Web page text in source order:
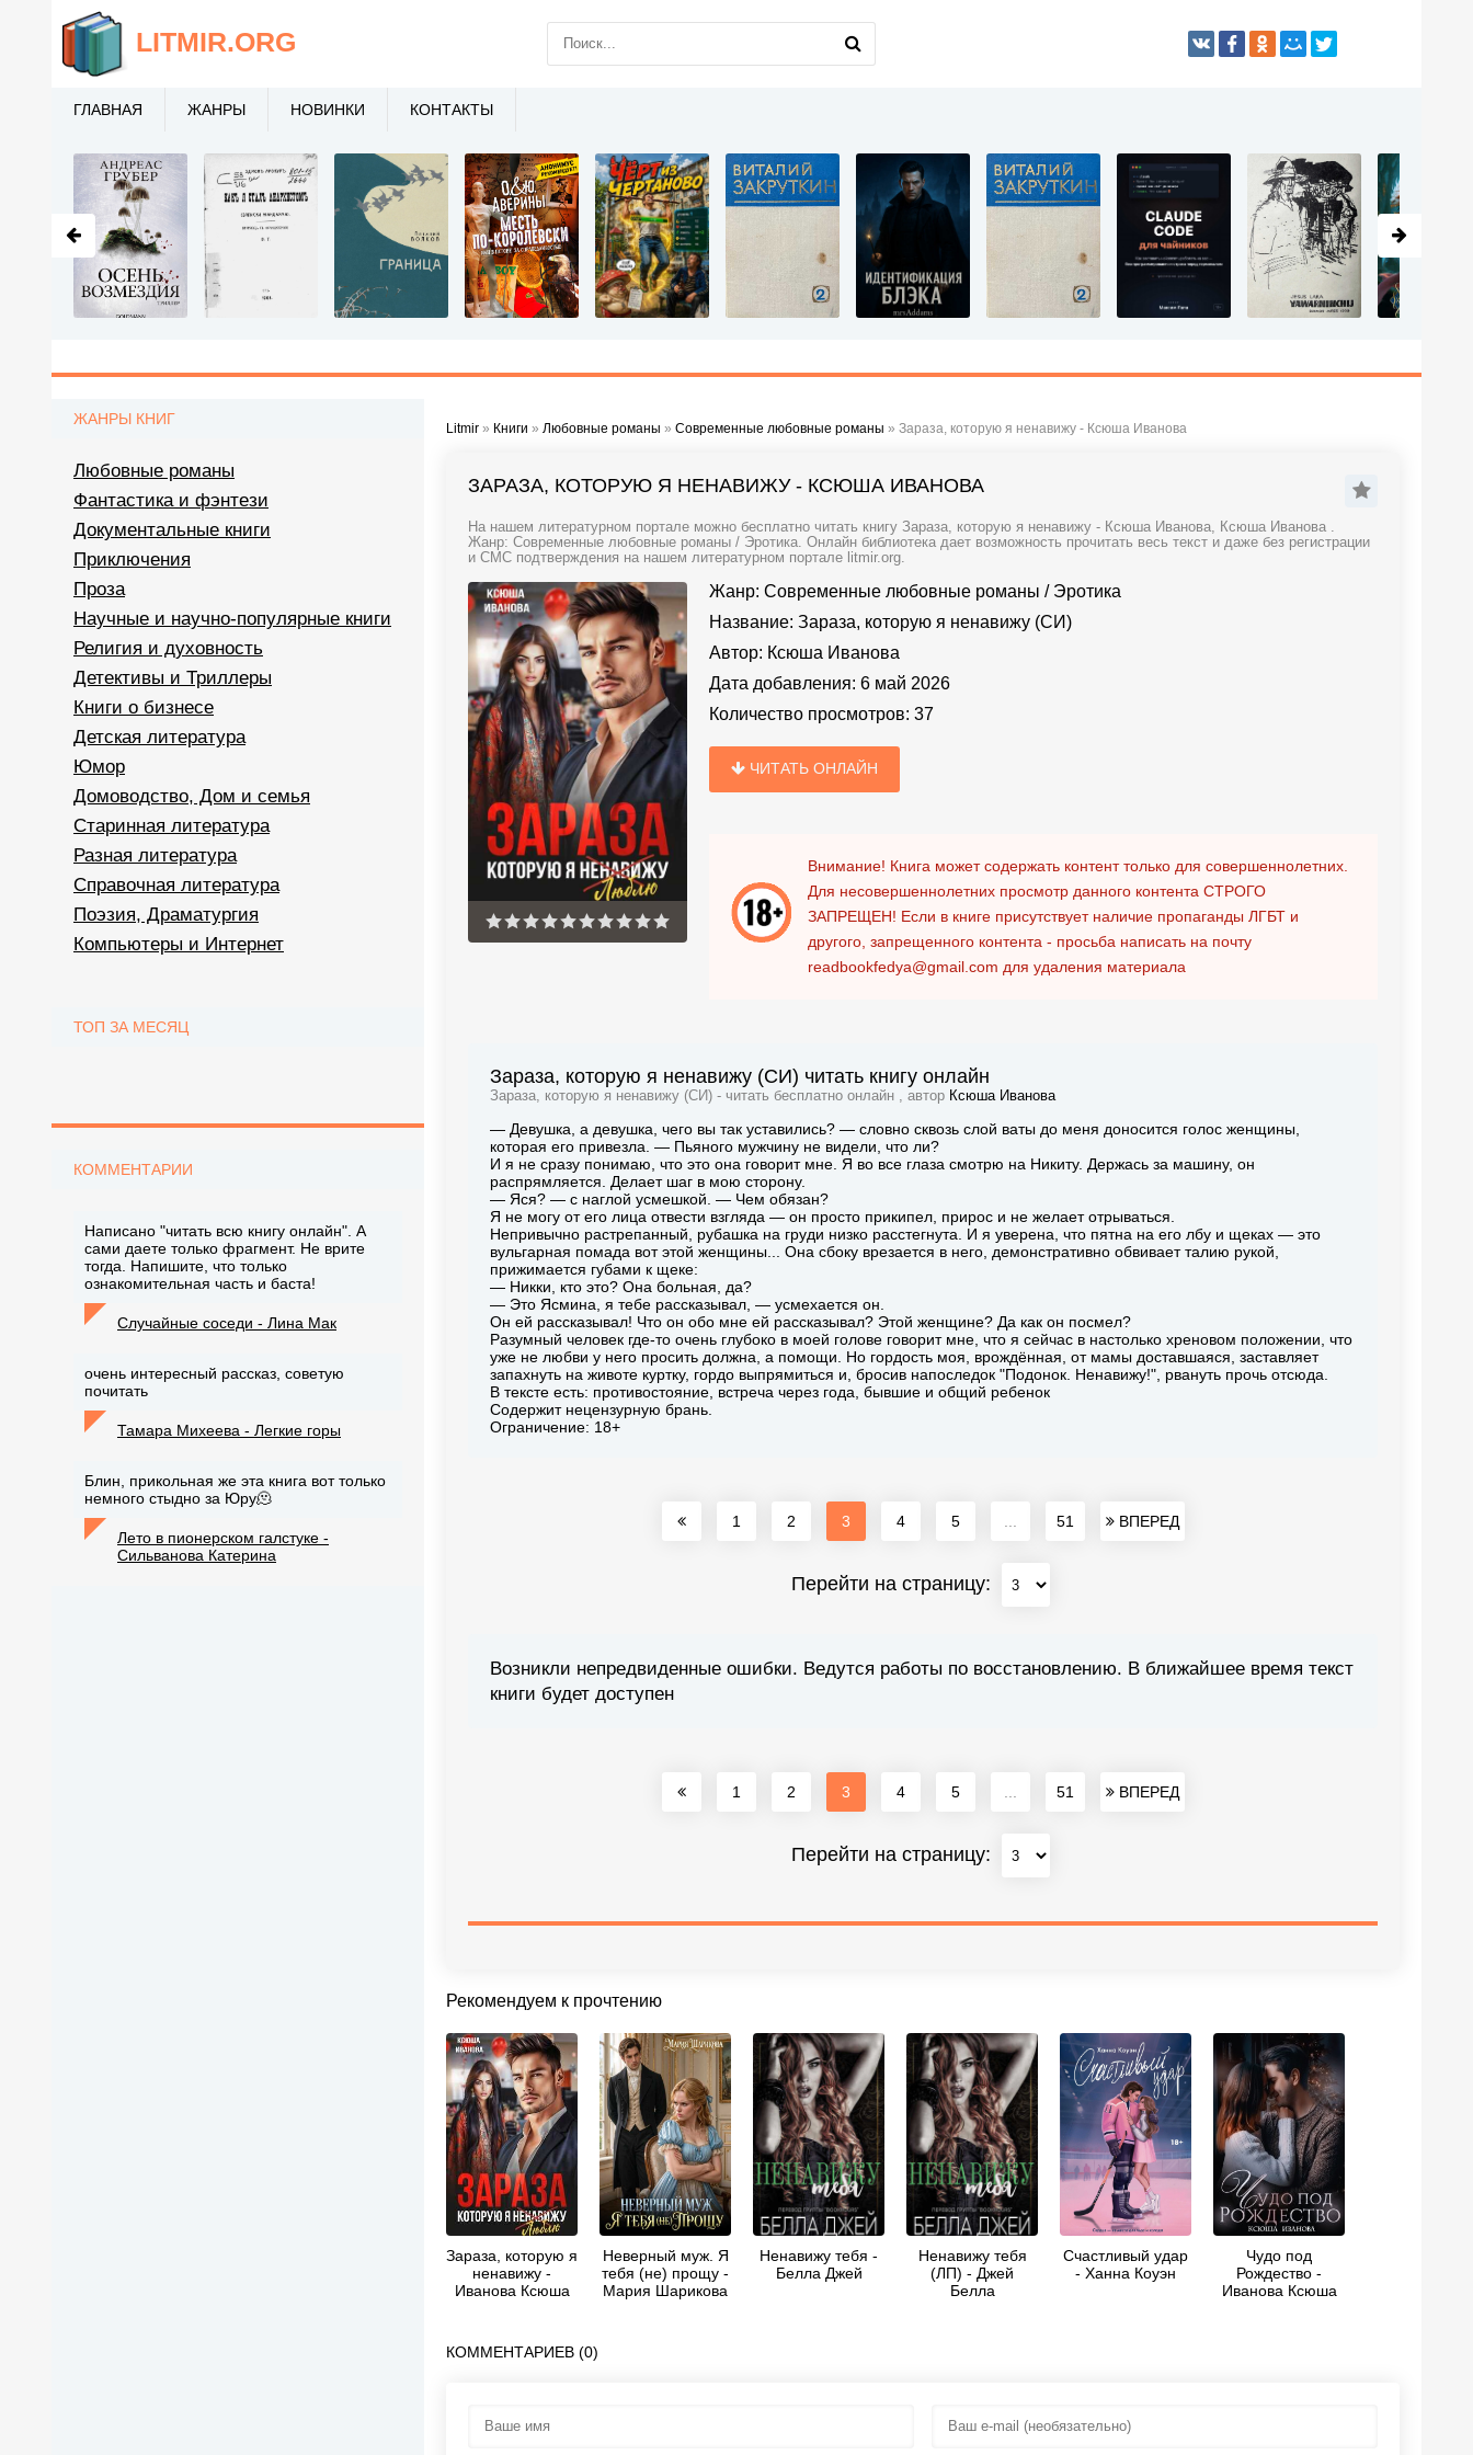
Litmir » Книги » Любовные романы » Современные любовные романы » Зараза, которую я ненавижу - Ксюша Иванова
ЗАРАЗА, КОТОРУЮ Я НЕНАВИЖУ - КСЮША ИВАНОВА
На нашем литературном портале можно бесплатно читать книгу Зараза, которую я ненавижу - Ксюша Иванова, Ксюша Иванова .
Жанр: Современные любовные романы / Эротика. Онлайн библиотека дает возможность прочитать весь текст и даже без регистрации
и СМС подтверждения на нашем литературном портале litmir.org.
Жанр: Современные любовные романы / Эротика
Название: Зараза, которую я ненавижу (СИ)
Автор: Ксюша Иванова
Дата добавления: 6 май 2026
Количество просмотров: 37
ЧИТАТЬ ОНЛАЙН
Внимание! Книга может содержать контент только для совершеннолетних.
Для несовершеннолетних просмотр данного контента СТРОГО
ЗАПРЕЩЕН! Если в книге присутствует наличие пропаганды ЛГБТ и
другого, запрещенного контента - просьба написать на почту
readbookfedya@gmail.com для удаления материала
Зараза, которую я ненавижу (СИ) читать книгу онлайн
Зараза, которую я ненавижу (СИ) - читать бесплатно онлайн , автор Ксюша Иванова
— Девушка, а девушка, чего вы так уставились? — словно сквозь слой ваты до меня доносится голос женщины,
которая его привезла. — Пьяного мужчину не видели, что ли?
И я не сразу понимаю, что это она говорит мне. Я во все глаза смотрю на Никиту. Держась за машину, он
распрямляется. Делает шаг в мою сторону.
— Яся? — с наглой усмешкой. — Чем обязан?
Я не могу от его лица отвести взгляда — он просто прикипел, прирос и не желает отрываться.
Непривычно растрепанный, рубашка на груди низко расстегнута. И я уверена, что пятна на его лбу и щеках — это
вульгарная помада вот этой женщины... Она сбоку врезается в него, демонстративно обвивает талию рукой,
прижимается губами к щеке:
— Никки, кто это? Она больная, да?
— Это Ясмина, я тебе рассказывал, — усмехается он.
Он ей рассказывал! Что он обо мне ей рассказывал? Этой женщине? Да как он посмел?
Разумный человек где-то очень глубоко в моей голове говорит мне, что я сейчас в настолько хреновом положении, что
уже не любви у него просить должна, а помощи. Но гордость моя, врождённая, от мамы доставшаяся, заставляет
запахнуть на животе куртку, гордо выпрямиться и, бросив напоследок "Подонок. Ненавижу!", рвануть прочь отсюда.
В тексте есть: противостояние, встреча через года, бывшие и общий ребенок
Содержит нецензурную брань.
Ограничение: 18+
1 2 3 4 5 51 ВПЕРЕД
Перейти на страницу:
Возникли непредвиденные ошибки. Ведутся работы по восстановлению. В ближайшее время текст
книги будет доступен
1 2 3 4 5 51 ВПЕРЕД
Перейти на страницу:
Рекомендуем к прочтению
Зараза, которую я
ненавижу -
Иванова Ксюша
Неверный муж. Я
тебя (не) прощу -
Мария Шарикова
Ненавижу тебя -
Белла Джей
Ненавижу тебя
(ЛП) - Джей
Белла
Счастливый удар
- Ханна Коуэн
Чудо под
Рождество -
Иванова Ксюша
КОММЕНТАРИЕВ (0)
ЖАНРЫ КНИГ
Любовные романы
Фантастика и фэнтези
Документальные книги
Приключения
Проза
Научные и научно-популярные книги
Религия и духовность
Детективы и Триллеры
Книги о бизнесе
Детская литература
Юмор
Домоводство, Дом и семья
Старинная литература
Разная литература
Справочная литература
Поэзия, Драматургия
Компьютеры и Интернет
ТОП ЗА МЕСЯЦ
КОММЕНТАРИИ
Написано "читать всю книгу онлайн". А
сами даете только фрагмент. Не врите
тогда. Напишите, что только
ознакомительная часть и баста!
Случайные соседи - Лина Мак
очень интересный рассказ, советую
почитать
Тамара Михеева - Легкие горы
Блин, прикольная же эта книга вот только
немного стыдно за Юру🫠
Лето в пионерском галстуке -
Сильванова Катерина
LITMIR.ORG
ГЛАВНАЯ ЖАНРЫ НОВИНКИ КОНТАКТЫ